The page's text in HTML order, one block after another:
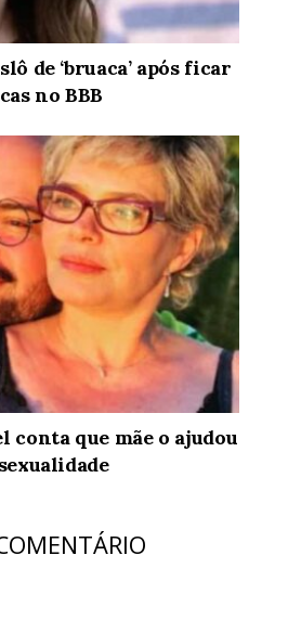
de ‘bruaca’ após ficar
no BBB
conta que mãe o ajudou